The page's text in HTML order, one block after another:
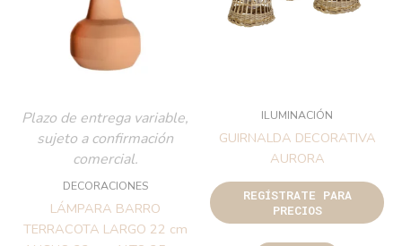
Plazo de entrega variable,
sujeto a confirmación
comercial.
DECORACIONES
LÁMPARA BARRO
TERRACOTA LARGO 22 cm
ILUMINACIÓN
GUIRNALDA DECORATIVA
AURORA
REGÍSTRATE PARA
PRECIOS